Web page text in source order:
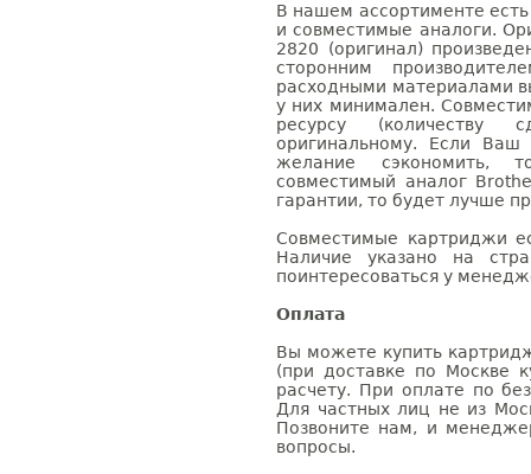
В нашем ассортименте
и совместимые аналоги.
2820 (оригинал)
сторонним
расходными материалами
у них минимален.
ресурсу (количеству
оригинальному. Если
желание сэкономить,
совместимый аналог
гарантии, то будет лучше
Совместимые картриджи
Наличие указано на
поинтересоваться у
Оплата
Вы можете купить
(при доставке по Москве
расчету. При оплате по
Для частных лиц не из
Позвоните нам, и
вопросы.